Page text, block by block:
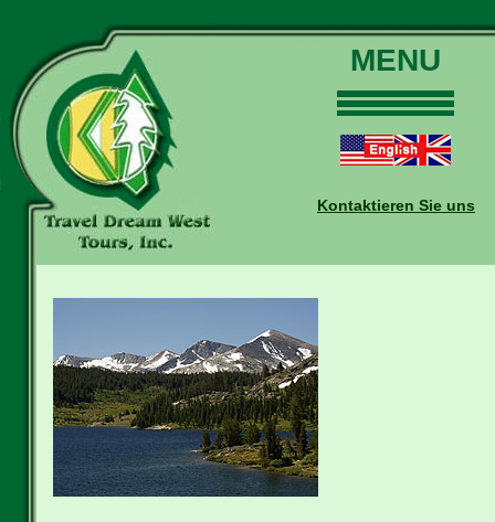
MENU
Touren
Daten und Preise
Buchungen
Auskünfte
Reise-Blog
Kontaktieren Sie uns